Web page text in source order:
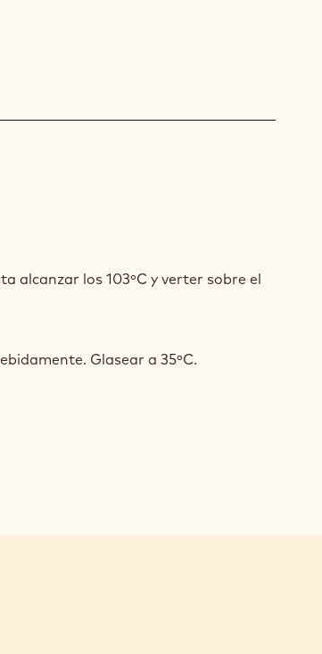
alcanzar los 103ºC y verter sobre el
Glasear a 35ºC.